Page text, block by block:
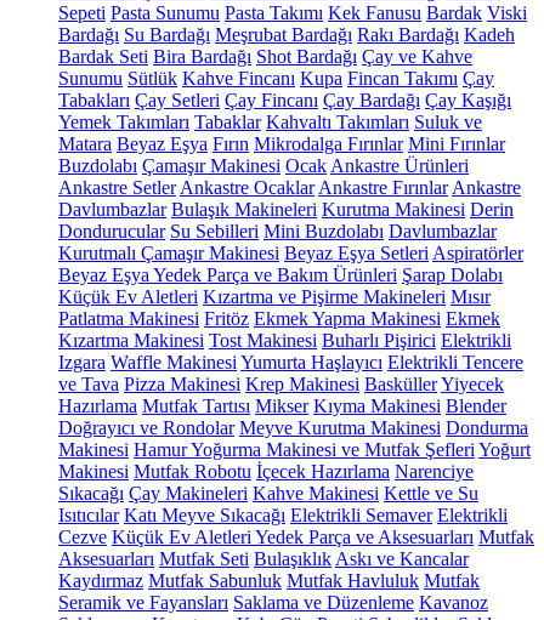
Sepeti Pasta Sunumu Pasta Takımı Kek Fanusu Bardak Viski
Bardağı Su Bardağı Meşrubat Bardağı Rakı Bardağı Kadeh
Bardak Seti Bira Bardağı Shot Bardağı Çay ve Kahve
Sunumu Sütlük Kahve Fincanı Kupa Fincan Takımı Çay
Tabakları Çay Setleri Çay Fincanı Çay Bardağı Çay Kaşığı
Yemek Takımları Tabaklar Kahvaltı Takımları Suluk ve
Matara Beyaz Eşya Fırın Mikrodalga Fırınlar Mini Fırınlar
Buzdolabı Çamaşır Makinesi Ocak Ankastre Ürünleri
Ankastre Setler Ankastre Ocaklar Ankastre Fırınlar Ankastre
Davlumbazlar Bulaşık Makineleri Kurutma Makinesi Derin
Dondurucular Su Sebilleri Mini Buzdolabı Davlumbazlar
Kurutmalı Çamaşır Makinesi Beyaz Eşya Setleri Aspiratörler
Beyaz Eşya Yedek Parça ve Bakım Ürünleri Şarap Dolabı
Küçük Ev Aletleri Kızartma ve Pişirme Makineleri Mısır
Patlatma Makinesi Fritöz Ekmek Yapma Makinesi Ekmek
Kızartma Makinesi Tost Makinesi Buharlı Pişirici Elektrikli
Izgara Waffle Makinesi Yumurta Haşlayıcı Elektrikli Tencere
ve Tava Pizza Makinesi Krep Makinesi BasküllerYiyecek
Hazırlama Mutfak Tartısı Mikser Kıyma Makinesi Blender
Doğrayıcı ve Rondolar Meyve Kurutma Makinesi Dondurma
Makinesi Hamur Yoğurma Makinesi ve Mutfak Şefleri Yoğurt
Makinesi Mutfak Robotu İçecek Hazırlama Narenciye
Sıkacağı Çay Makineleri Kahve Makinesi Kettle ve Su
Isıtıcılar Katı Meyve Sıkacağı Elektrikli Semaver Elektrikli
Cezve Küçük Ev Aletleri Yedek Parça ve Aksesuarları Mutfak
Aksesuarları Mutfak Seti Bulaşıklık Askı ve Kancalar
Kaydırmaz Mutfak Sabunluk Mutfak Havluluk Mutfak
Seramik ve Fayansları Saklama ve Düzenleme Kavanoz